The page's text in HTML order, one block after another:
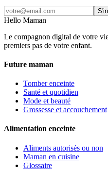
Hello Maman
Le compagnon digital de votre
premiers pas de votre enfant.
Future maman
Tomber enceinte
Santé et quotidien
Mode et beauté
Grossesse et accouchement
Alimentation enceinte
Aliments autorisés ou non
Maman en cuisine
Glossaire